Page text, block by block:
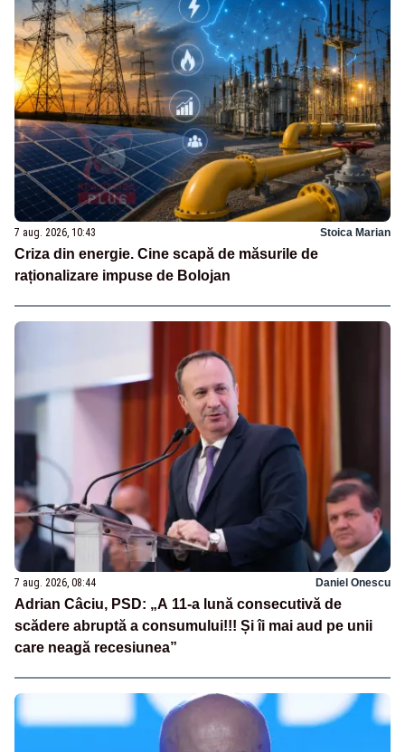
7 aug. 2026, 10:43 Stoica Marian
Criza din energie. Cine scapă de măsurile de
raționalizare impuse de Bolojan
7 aug. 2026, 08:44 Daniel Onescu
Adrian Câciu, PSD: „A 11-a lună consecutivă de
scădere abruptă a consumului!!! Și îi mai aud pe unii
care neagă recesiunea”